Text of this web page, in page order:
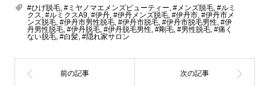
#ひげ脱毛, #ミヤノマエメンズビューティー, #メンズ脱毛, #ルミ
クス, #ルミクスA9, #伊丹, #伊丹メンズ脱毛, #伊丹市, #伊丹市メ
ンズ脱毛, #伊丹市男性脱毛, #伊丹市脱毛, #伊丹市脱毛男性, #伊
丹男性脱毛, #伊丹脱毛, #伊丹脱毛男性, #剛毛, #男性脱毛, #痛く
ない脱毛, #白髪, #隠れ家サロン